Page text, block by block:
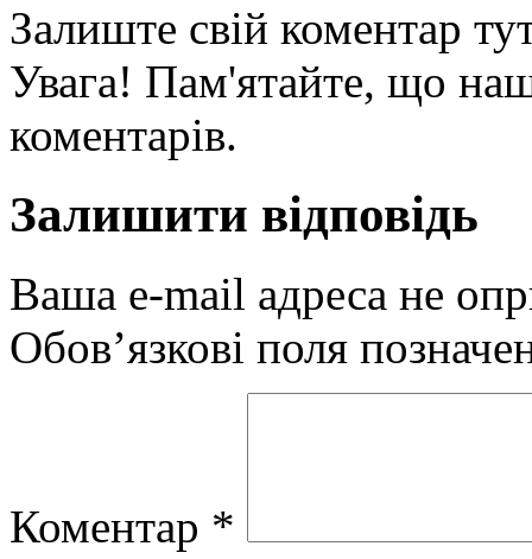
Залиште свій коментар
Увага! Пам'ятайте, що
коментарів.
Залишити відповідь
Ваша e-mail адреса не
Обов’язкові поля
Коментар *